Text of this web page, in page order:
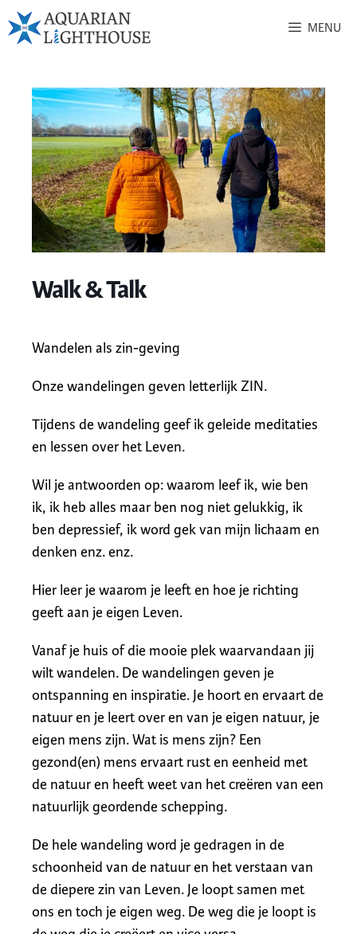
MENU
Walk & Talk
Wandelen als zin-geving
Onze wandelingen geven letterlijk ZIN.
Tijdens de wandeling geef ik geleide meditaties
en lessen over het Leven.
Wil je antwoorden op: waarom leef ik, wie ben
ik, ik heb alles maar ben nog niet gelukkig, ik
ben depressief, ik word gek van mijn lichaam en
denken enz. enz.
Hier leer je waarom je leeft en hoe je richting
geeft aan je eigen Leven.
Vanaf je huis of die mooie plek waarvandaan jij
wilt wandelen. De wandelingen geven je
ontspanning en inspiratie. Je hoort en ervaart de
natuur en je leert over en van je eigen natuur, je
eigen mens zijn. Wat is mens zijn? Een
gezond(en) mens ervaart rust en eenheid met
de natuur en heeft weet van het creëren van een
natuurlijk geordende schepping.
De hele wandeling word je gedragen in de
schoonheid van de natuur en het verstaan van
de diepere zin van Leven. Je loopt samen met
ons en toch je eigen weg. De weg die je loopt is